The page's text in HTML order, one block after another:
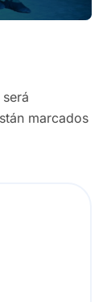
marcados